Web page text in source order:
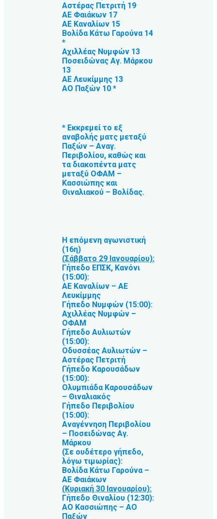
Αστέρας Πετριτή 19
ΑΕ Φαιάκων 17
ΑΕ Καναλίων 15
Βολίδα Κάτω Γαρούνα 14
*
Αχιλλέας Νυμφών 13
Ποσειδώνας Αγ. Μάρκου
13
ΑΕ Λευκίμμης 13
ΑΟ Παξών 10 *
* Εκκρεμεί το εξ
αναβολής ματς μεταξύ
Παξών – Αναγ.
Περιβολίου, καθώς και
τα διακοπέντα ματς
μεταξύ ΟΦΑΜ –
Κασσιώπης και
Θιναλιακού – Βολίδας.
Η επόμενη αγωνιστική
(16η)
(Σάββατο 29 Ιανουαρίου):
Γήπεδο ΕΠΣΚ, Κανόνι
(15:00):
ΑΕ Καναλίων – ΑΕ
Λευκίμμης
Γήπεδο Νυμφών (15:00):
Αχιλλέας Νυμφών –
ΟΦΑΜ
Γήπεδο Αυλιωτών
(15:00):
Οδυσσέας Αυλιωτών –
Αστέρας Πετριτή
Γήπεδο Καρουσάδων
(15:00):
Ολυμπιάδα Καρουσάδων
– Θιναλιακός
Γήπεδο Περιβολίου
(15:00):
Αναγέννηση Περιβολίου
– Ποσειδώνας Αγ.
Μάρκου
(Σε ουδέτερο γήπεδο,
λόγω τιμωρίας):
Βολίδα Κάτω Γαρούνα –
ΑΕ Φαιάκων
(Κυριακή 30 Ιανουαρίου):
Γήπεδο Θιναλίου (12:30):
ΑΟ Κασσιώπης – ΑΟ
Παξών